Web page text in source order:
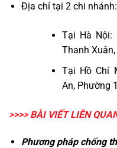
Địa chỉ tại 2 chi nhánh:
Tại Hà Nội:
Thanh
Tại Hồ Chí
An, Phường
>>>> BÀI VIẾT LIÊN
Phương pháp chống